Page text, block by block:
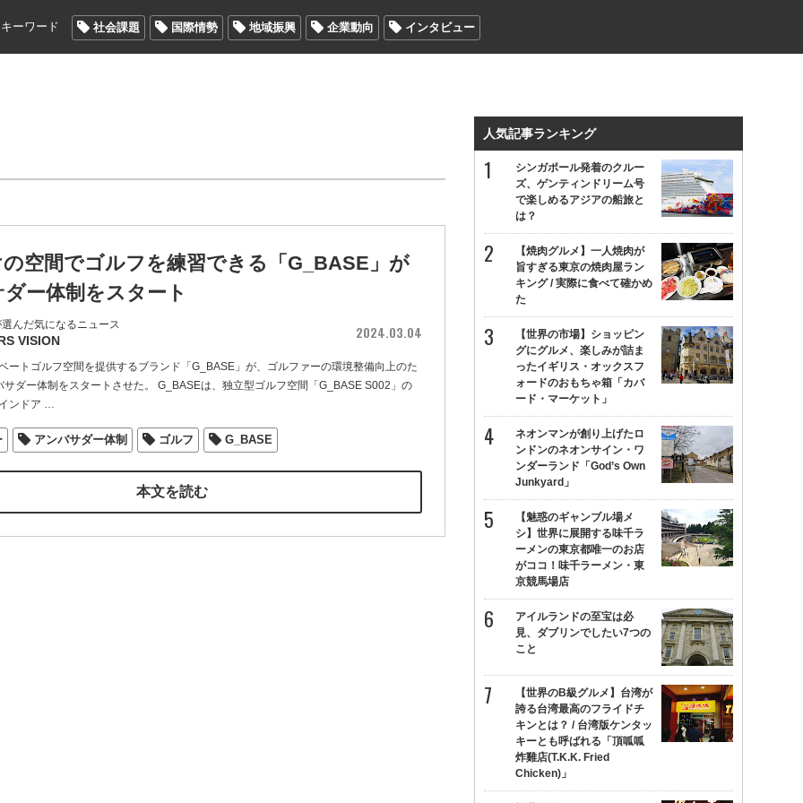
ーワード 社会課題 国際情勢 地域振興 企業動向 インタビュー
の空間でゴルフを練習できる「G_BASE」が
ー体制をスタート
んだ気になるニュース
VISION 2024.03.04
ートゴルフ空間を提供するブランド「G_BASE」が、ゴルファーの環境整備向上のた
サダー体制をスタートさせた。 G_BASEは、独立型ゴルフ空間「G_BASE S002」の
ンドア …
アンバサダー体制 ゴルフ G_BASE
本文を読む
人気記事ランキング
シンガポール発着のクルー
ズ、ゲンティンドリーム号
で楽しめるアジアの船旅と
は？
【焼肉グルメ】一人焼肉が
旨すぎる東京の焼肉屋ラン
キング / 実際に食べて確かめ
た
【世界の市場】ショッピン
グにグルメ、楽しみが詰ま
ったイギリス・オックスフ
ォードのおもちゃ箱「カバ
ード・マーケット」
ネオンマンが創り上げたロ
ンドンのネオンサイン・ワ
ンダーランド「God’s Own
Junkyard」
【魅惑のギャンブル場メ
シ】世界に展開する味千ラ
ーメンの東京都唯一のお店
がココ！味千ラーメン・東
京競馬場店
アイルランドの至宝は必
見、ダブリンでしたい7つの
こと
【世界のB級グルメ】台湾が
誇る台湾最高のフライドチ
キンとは？ / 台湾版ケンタッ
キーとも呼ばれる「頂呱呱
炸雞店(T.K.K. Fried
Chicken)」